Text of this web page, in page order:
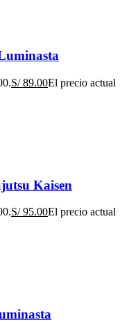
S/89.00El precio actual
Kaisen
S/95.00El precio actual